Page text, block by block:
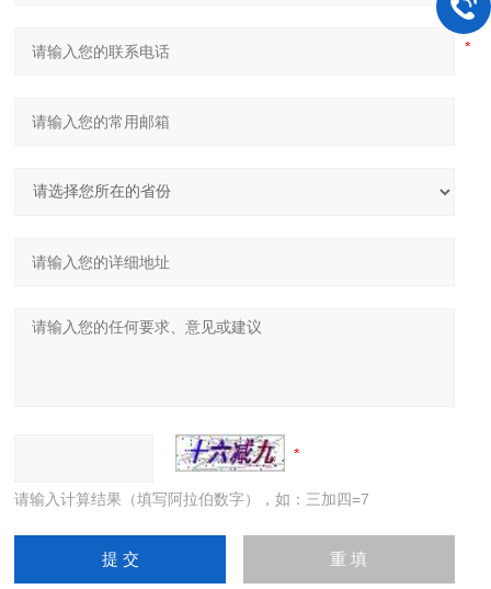
请输入计算结果（填写阿拉伯数字），如：三加四=7